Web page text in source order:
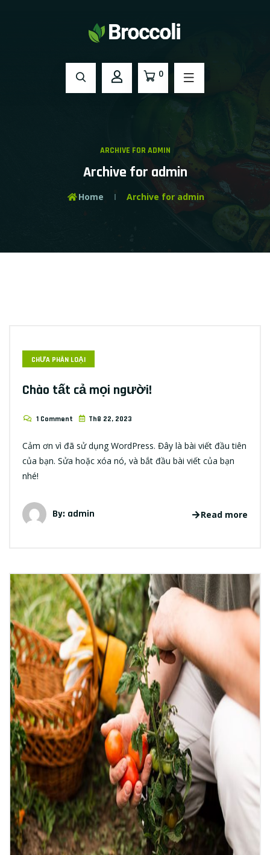
0
ARCHIVE FOR ADMIN
Archive for admin
Home Archive for admin
CHƯA PHÂN LOẠI
Chào tất cả mọi người!
1 Comment Th8 22, 2023
Cảm ơn vì đã sử dụng WordPress. Đây là bài viết đầu tiên
của bạn. Sửa hoặc xóa nó, và bắt đầu bài viết của bạn
nhé!
By: admin Read more